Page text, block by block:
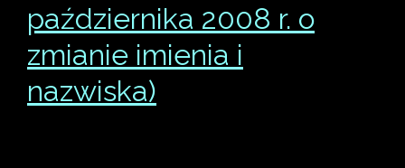
października 2008 r. o
zmianie imienia i
nazwiska)